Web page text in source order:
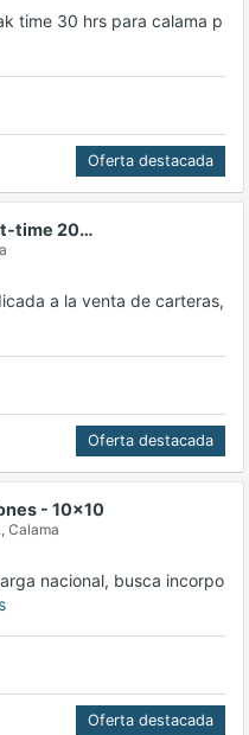
time 30 hrs para calama p
Oferta destacada
time 20…
a la venta de carteras,
Oferta destacada
- 10x10
Calama
nacional, busca incorpo
Oferta destacada